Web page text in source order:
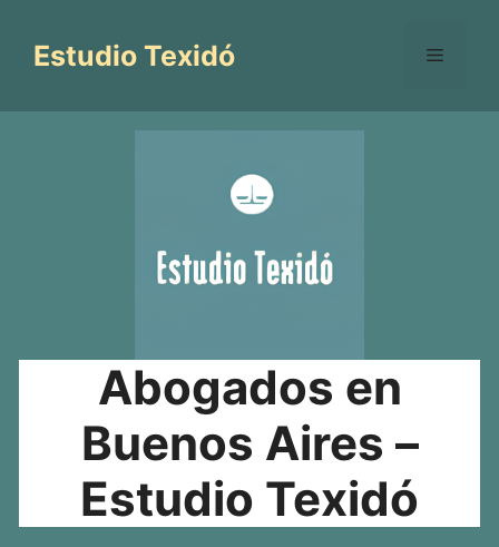
contenido
Estudio Texidó Menú
Abogados en
Buenos Aires –
Estudio Texidó